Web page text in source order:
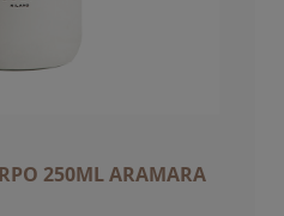
250ML ARAMARA